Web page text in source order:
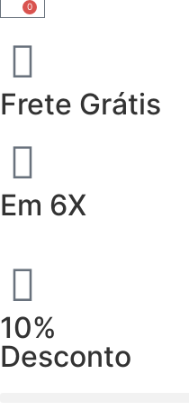
0
Frete Grátis
Em 6X
10%
Desconto